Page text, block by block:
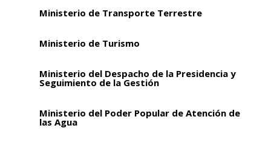
Ministerio de Transporte Terrestre
Ministerio de Turismo
Ministerio del Despacho de la Presidencia y
Seguimiento de la Gestión
Ministerio del Poder Popular de Atención de
las Agua